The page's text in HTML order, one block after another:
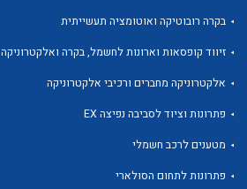
לכל מוצרי היצרן
בקרה רובוטיקה ואוטומציה תעשייתית
זיווד קופסאות וארונות לחשמל, בקרה ואלקטרוניקה
אלקטרוניקה מחברים ורכיבי אלקטרוניקה
פתרונות וציוד לסביבה נפיצה EX
מטענים לרכב חשמלי
פתרונות לתחום הסולארי